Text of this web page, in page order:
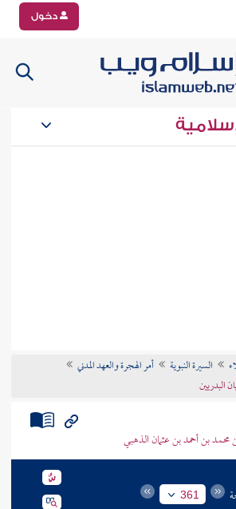
دخول
السيرة النبوية
أمر الهجرة والعهد المدني
البدريين
بن أحمد بن عثمان الذهبي
361